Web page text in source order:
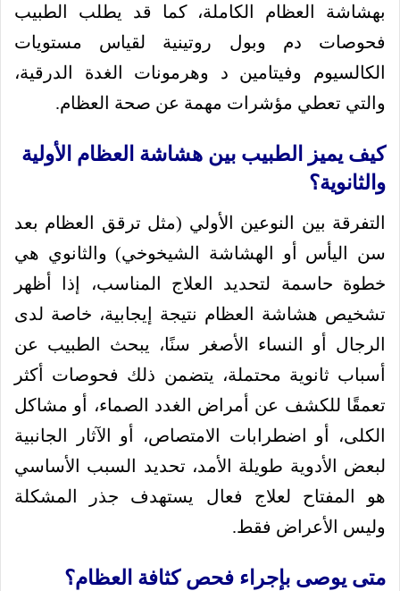
بهشاشة العظام الكاملة، كما قد يطلب الطبيب
فحوصات دم وبول روتينية لقياس مستويات
الكالسيوم وفيتامين د وهرمونات الغدة الدرقية،
والتي تعطي مؤشرات مهمة عن صحة العظام.
كيف يميز الطبيب بين هشاشة العظام الأولية
والثانوية؟
التفرقة بين النوعين الأولي (مثل ترقق العظام بعد
سن اليأس أو الهشاشة الشيخوخي) والثانوي هي
خطوة حاسمة لتحديد العلاج المناسب، إذا أظهر
تشخيص هشاشة العظام نتيجة إيجابية، خاصة لدى
الرجال أو النساء الأصغر سنًا، يبحث الطبيب عن
أسباب ثانوية محتملة، يتضمن ذلك فحوصات أكثر
تعمقًا للكشف عن أمراض الغدد الصماء، أو مشاكل
الكلى، أو اضطرابات الامتصاص، أو الآثار الجانبية
لبعض الأدوية طويلة الأمد، تحديد السبب الأساسي
هو المفتاح لعلاج فعال يستهدف جذر المشكلة
وليس الأعراض فقط.
متى يوصى بإجراء فحص كثافة العظام؟